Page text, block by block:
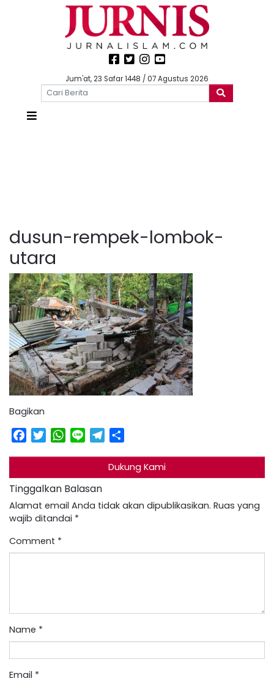
Jum'at, 23 Safar 1448 / 07 Agustus 2026
dusun-rempek-lombok-
utara
Bagikan
Facebook
TwitterWhatsApp
Line Telegram
Dukung Kami
Tinggalkan Balasan
Alamat email Anda tidak akan dipublikasikan. Ruas yang
wajib ditandai *
Comment *
Name *
Email *